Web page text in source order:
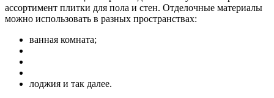
ассортимент плитки для пола и стен. Отделочные материалы
можно использовать в разных пространствах:
ванная комната;
лоджия и так далее.